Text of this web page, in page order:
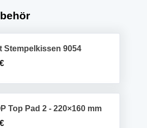
Stempelkissen 9054
€
Top Pad 2 - 220×160 mm
€